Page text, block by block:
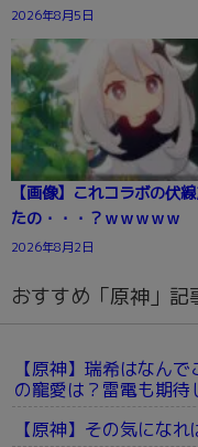
2026年8月5日
【画像】これコラボの伏
たの・・・？ｗｗｗｗｗ
2026年8月2日
おすすめ「原神」記
【原神】瑞希はなん
の寵愛は？雷電も期待
【原神】その気にな